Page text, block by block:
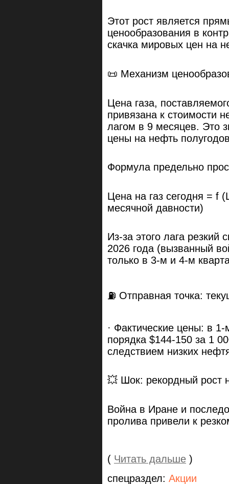
Этот рост является
ценообразования в
скачка мировых цен на
📜 Механизм
Цена газа,
привязана к стоимости
лагом в 9 месяцев. Это
цены на нефть
Формула предельно
Цена на газ сегодня = f
месячной давности)
Из-за этого лага резкий
2026 года (вызванный
только в 3-м и 4-м
⛽ Отправная точка:
· Фактические цены: в
порядка $144-150 за 1
следствием низких
💥 Шок: рекордный рост
Война в Иране и
пролива привели к
( Читать дальше )
спецраздел: Акции